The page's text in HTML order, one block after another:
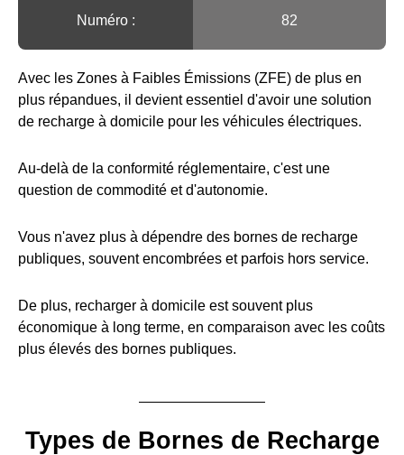
Numéro : 82
Avec les Zones à Faibles Émissions (ZFE) de plus en
plus répandues, il devient essentiel d'avoir une solution
de recharge à domicile pour les véhicules électriques.
Au-delà de la conformité réglementaire, c'est une
question de commodité et d'autonomie.
Vous n'avez plus à dépendre des bornes de recharge
publiques, souvent encombrées et parfois hors service.
De plus, recharger à domicile est souvent plus
économique à long terme, en comparaison avec les coûts
plus élevés des bornes publiques.
Types de Bornes de Recharge